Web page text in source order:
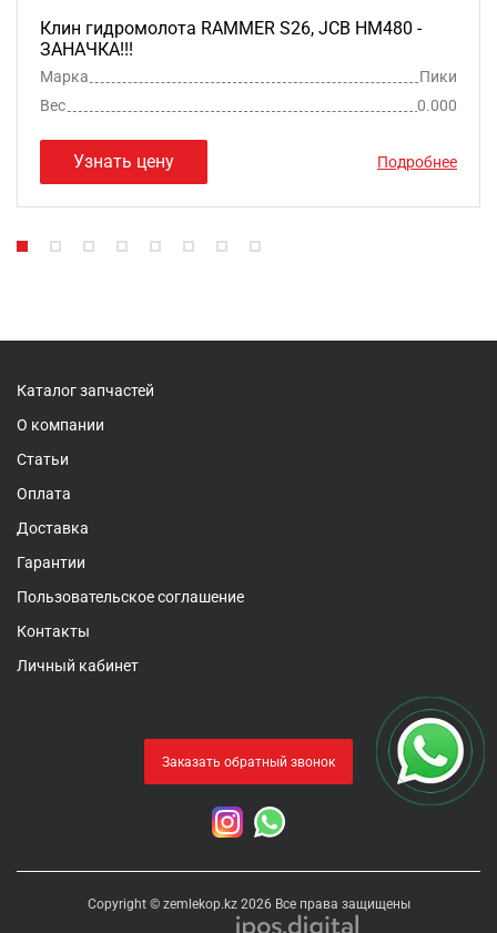
Клин гидромолота RAMMER S26, JCB HM480 -
ЗАНАЧКА!!!
Марка
Пики
Вес
0.000
Узнать цену Подробнее
Каталог запчастей
О компании
Статьи
Оплата
Доставка
Гарантии
Пользовательское соглашение
Контакты
Личный кабинет
Заказать обратный звонок
Copyright © zemlekop.kz 2026 Все права защищены